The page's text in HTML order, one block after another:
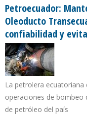
PETROLERA
Petroecuador:
Oleoducto
confiabilidad y
La petrolera ecuatoriana
operaciones de
de petróleo del país